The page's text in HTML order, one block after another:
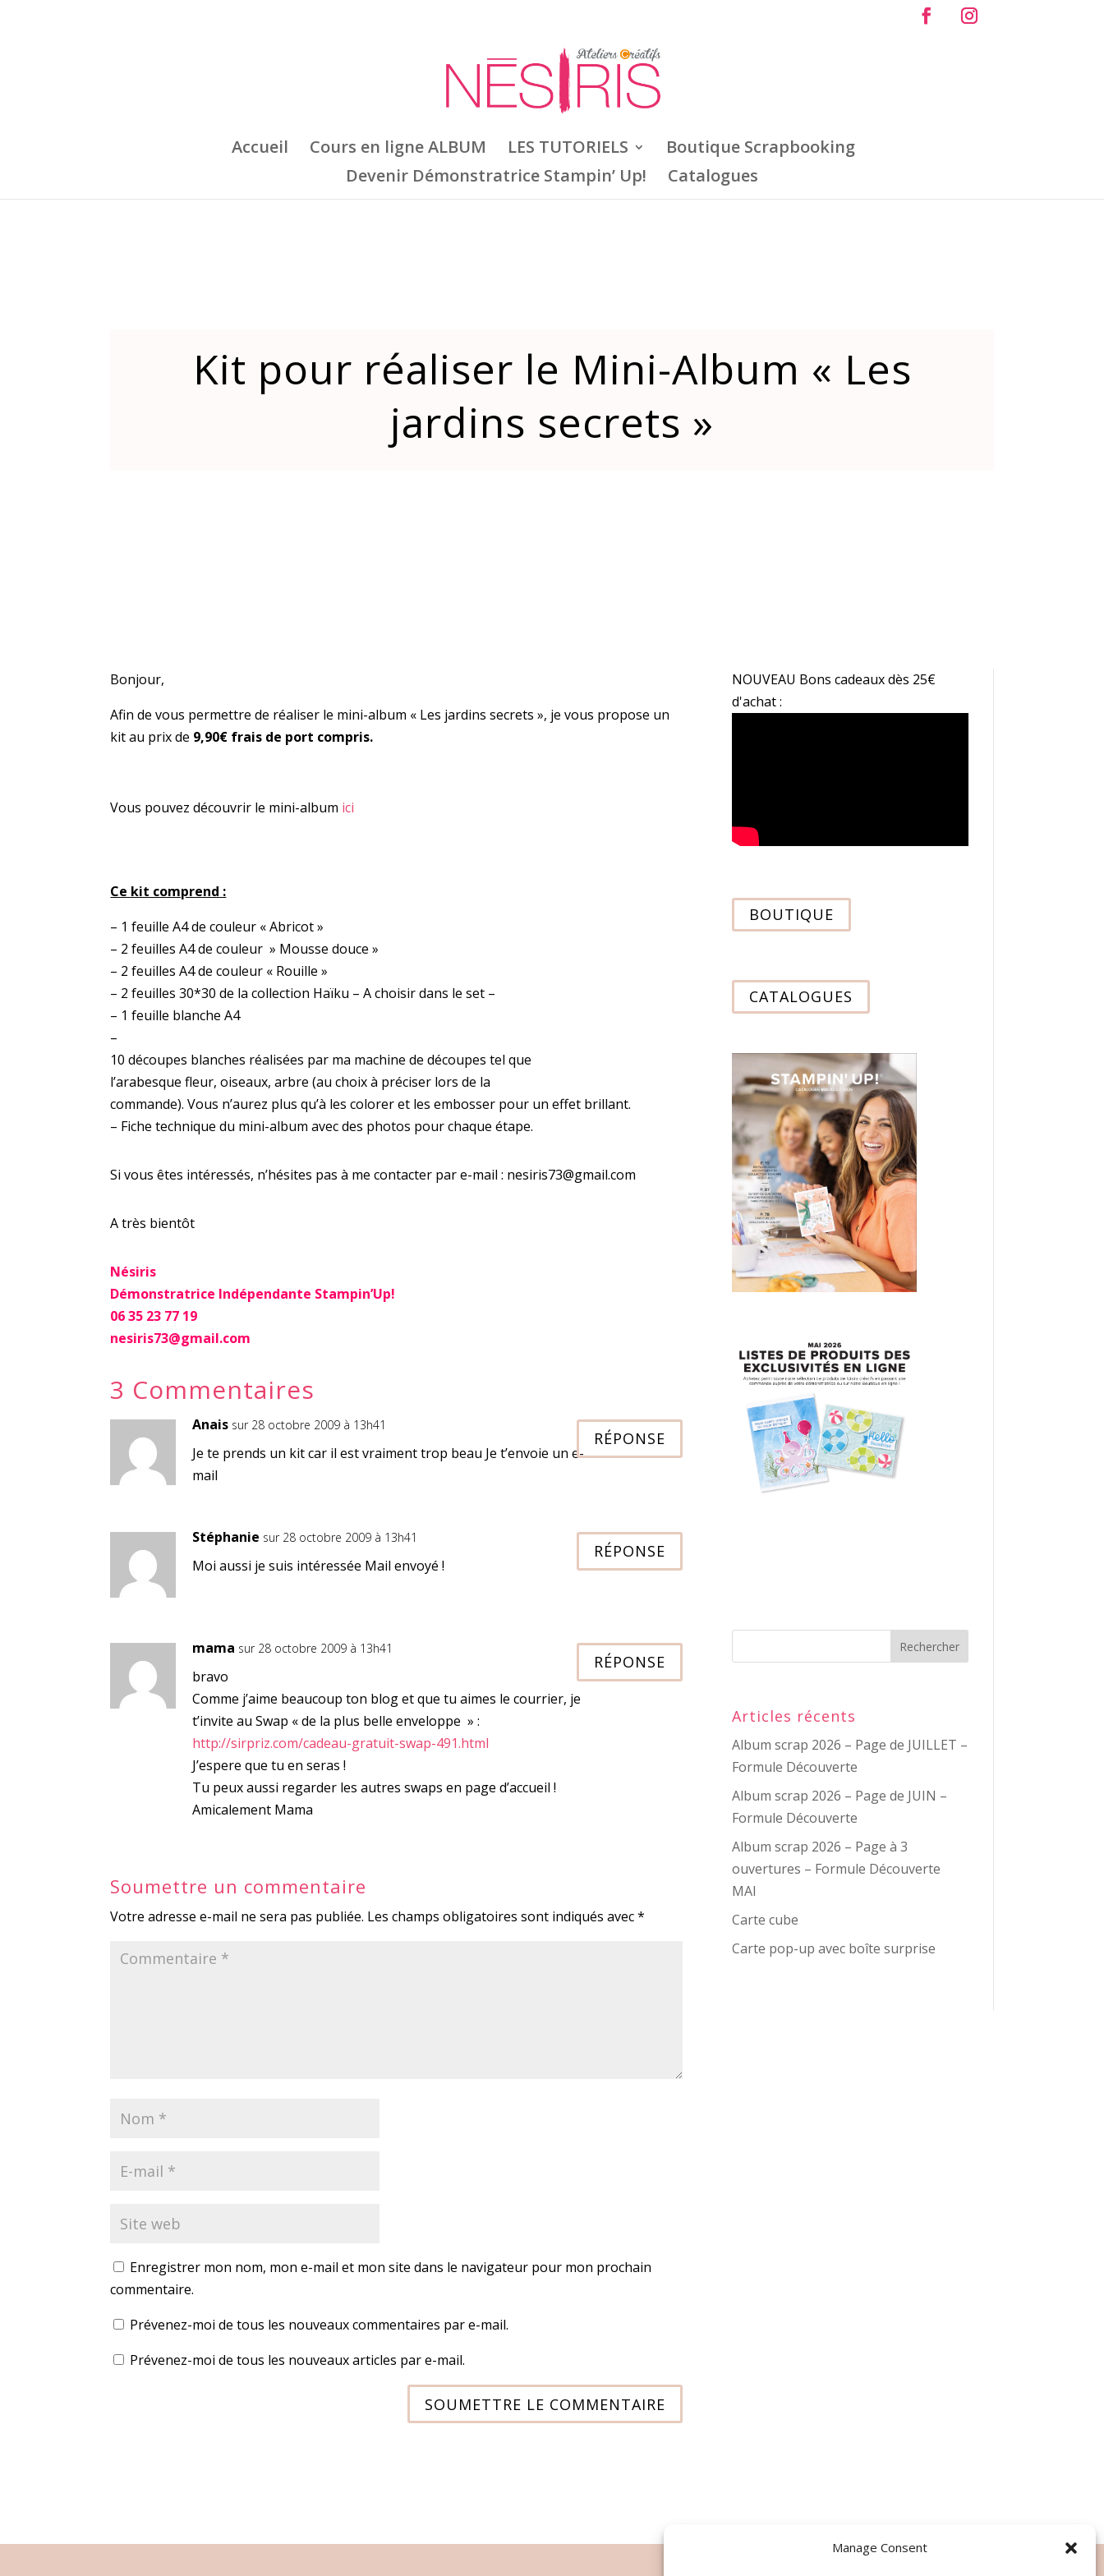
Manage Consent
Accueil Cours en ligne ALBUM LES TUTORIELS
Boutique Scrapbooking
Devenir Démonstratrice Stampin’ Up!
Catalogues
Kit pour réaliser le Mini-Album « Les
jardins secrets »
Bonjour,
Afin de vous permettre de réaliser le mini-album « Les jardins secrets », je vous propose un
kit au prix de 9,90€ frais de port compris.
Vous pouvez découvrir le mini-album ici
Ce kit comprend :
– 1 feuille A4 de couleur « Abricot »
– 2 feuilles A4 de couleur » Mousse douce »
– 2 feuilles A4 de couleur « Rouille »
– 2 feuilles 30*30 de la collection Haïku – A choisir dans le set –
– 1 feuille blanche A4
–
10 découpes blanches réalisées par ma machine de découpes tel que
l’arabesque fleur, oiseaux, arbre (au choix à préciser lors de la
commande). Vous n’aurez plus qu’à les colorer et les embosser pour un effet brillant.
– Fiche technique du mini-album avec des photos pour chaque étape.
Si vous êtes intéressés, n’hésites pas à me contacter par e-mail : nesiris73@gmail.com
A très bientôt
Nésiris
Démonstratrice Indépendante Stampin’Up!
06 35 23 77 19
nesiris73@gmail.com
3 Commentaires
Anais sur 28 octobre 2009 à 13h41
Je te prends un kit car il est vraiment trop beau Je t’envoie un e-
mail
RÉPONSE
Stéphanie sur 28 octobre 2009 à 13h41
Moi aussi je suis intéressée Mail envoyé !
RÉPONSE
mama sur 28 octobre 2009 à 13h41
bravo
Comme j’aime beaucoup ton blog et que tu aimes le courrier, je
t’invite au Swap « de la plus belle enveloppe » :
http://sirpriz.com/cadeau-gratuit-swap-491.html
J’espere que tu en seras !
Tu peux aussi regarder les autres swaps en page d’accueil !
Amicalement Mama
RÉPONSE
Soumettre un commentaire
Votre adresse e-mail ne sera pas publiée. Les champs obligatoires sont indiqués avec*
Enregistrer mon nom, mon e-mail et mon site dans le navigateur pour mon prochain
commentaire.
Prévenez-moi de tous les nouveaux commentaires par e-mail.
Prévenez-moi de tous les nouveaux articles par e-mail.
SOUMETTRE LE COMMENTAIRE
NOUVEAU Bons cadeaux dès 25€
d'achat :
BOUTIQUE
CATALOGUES
Articles récents
Album scrap 2026 – Page de JUILLET –
Formule Découverte
Album scrap 2026 – Page de JUIN –
Formule Découverte
Album scrap 2026 – Page à 3
ouvertures – Formule Découverte
MAI
Carte cube
Carte pop-up avec boîte surprise